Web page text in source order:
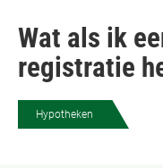
Wat als ik
registratie
Hypotheken